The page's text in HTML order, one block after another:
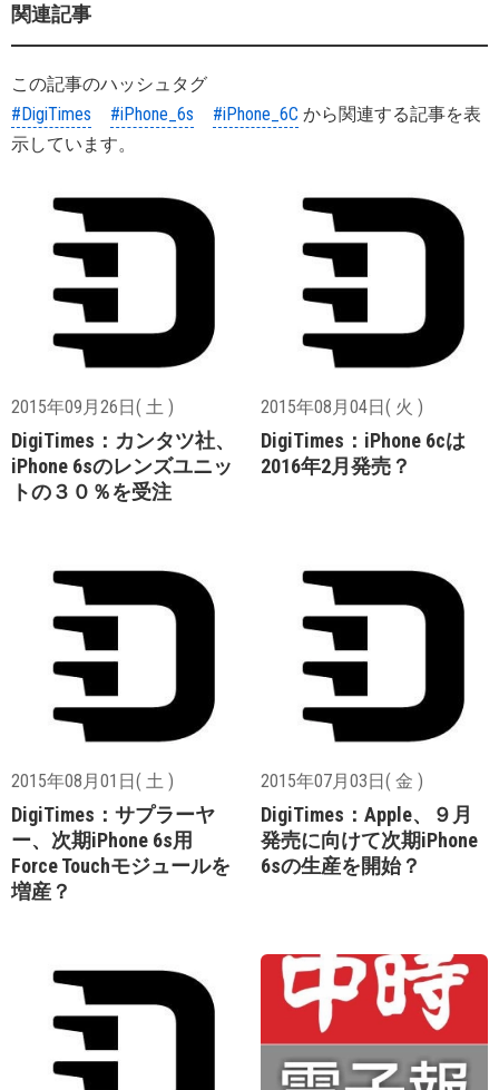
関連記事
この記事のハッシュタグ
#DigiTimes
#iPhone_6s #iPhone_6C から関連する記事を表
示しています。
2015年09月26日( 土 )
DigiTimes：カンタツ社、
iPhone 6sのレンズユニッ
トの３０％を受注
2015年08月04日( 火 )
DigiTimes：iPhone 6cは
2016年2月発売？
2015年08月01日( 土 )
DigiTimes：サプラーヤ
ー、次期iPhone 6s用
Force Touchモジュールを
増産？
2015年07月03日( 金 )
DigiTimes：Apple、９月
発売に向けて次期iPhone
6sの生産を開始？